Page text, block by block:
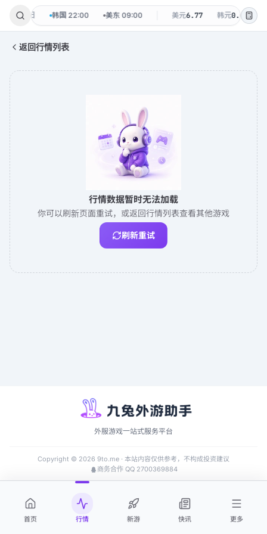
09 周日 韩国 22:00 美东 09:00 美元6.77 韩元0.0048
返回行情列表
行情数据暂时无法加载
你可以刷新页面重试，或返回行情列表查看其他游戏
刷新重试
外服游戏一站式服务平台
Copyright © 2026 9to.me · 本站内容仅供参考，不构成投资建议
商务合作 QQ 2700369884
首页 行情 新游 快讯 更多